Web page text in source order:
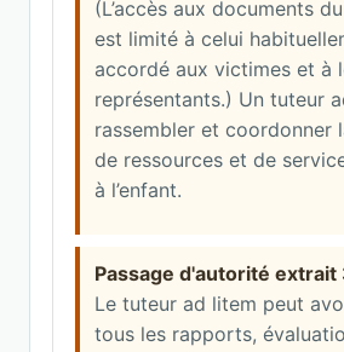
(L’accès aux documents
est limité à celui
accordé aux victimes et à
représentants.) Un tuteur
rassembler et coordonner
de ressources et de
à l’enfant.
Passage d'autorité extrait
Le tuteur ad litem peut
tous les rapports,